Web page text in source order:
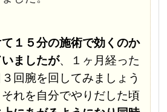
１５分の施術で効くのか
ましたが、１ヶ月経った
回腕を回してみましょう
れを自分でやりだした頃